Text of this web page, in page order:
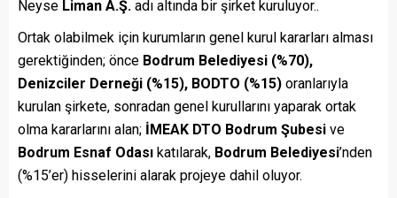
Neyse Liman A.Ş. adı altında bir şirket kuruluyor..
Ortak olabilmek için kurumların genel kurul kararları alması
gerektiğinden; önce Bodrum Belediyesi (%70),
Denizciler Derneği (%15), BODTO (%15) oranlarıyla
kurulan şirkete, sonradan genel kurullarını yaparak ortak
olma kararlarını alan; İMEAK DTO Bodrum Şubesi ve
Bodrum Esnaf Odası katılarak, Bodrum Belediyesi’nden
(%15’er) hisselerini alarak projeye dahil oluyor.